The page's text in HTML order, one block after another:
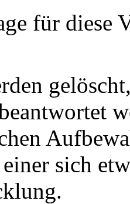
für diese
sich